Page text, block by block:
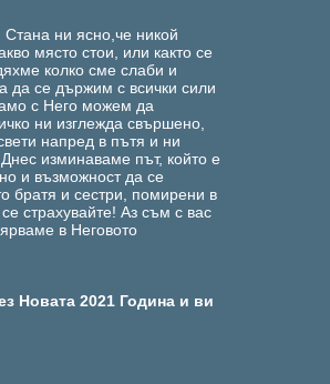
ни ясно,че никой
място стои, или както се
колко сме слаби и
да се държим с всички сили
с Него можем да
ни изглежда свършено,
напред в пътя и ни
изминаваме път, който е
и възможност да се
братя и сестри, помирени в
страхувайте! Аз съм с вас
в Неговото
Новата 2021 Година и ви